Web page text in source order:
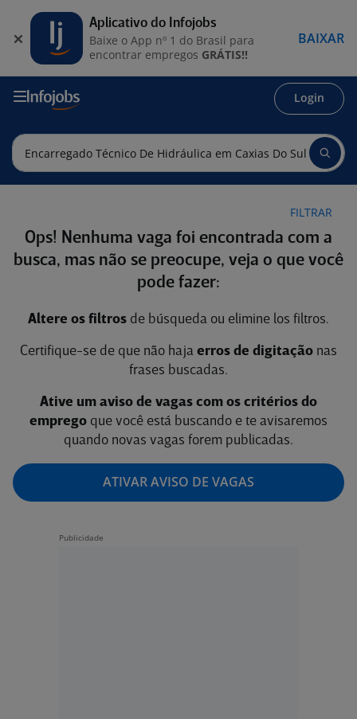
Login
FILTRAR
Ops! Nenhuma vaga foi encontrada com a
busca, mas não se preocupe, veja o que você
pode fazer:
Altere os filtros de búsqueda ou elimine los filtros.
Certifique-se de que não haja erros de digitação nas
frases buscadas.
Ative um aviso de vagas com os critérios do
emprego que você está buscando e te avisaremos
quando novas vagas forem publicadas.
ATIVAR AVISO DE VAGAS
Aplicativo do Infojobs
Baixe o App nº 1 do Brasil para
encontrar empregos GRÁTIS!!
BAIXAR